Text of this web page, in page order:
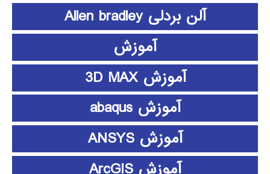
آلن بردلی Allen bradley
آموزش
آموزش 3D MAX
آموزش abaqus
آموزش ANSYS
آموزش ArcGIS